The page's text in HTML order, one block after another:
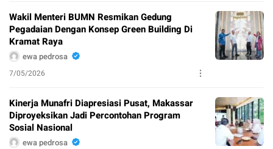
Wakil Menteri BUMN Resmikan Gedung
Pegadaian Dengan Konsep Green Building Di
Kramat Raya
ewa pedrosa
7/05/2026
Kinerja Munafri Diapresiasi Pusat, Makassar
Diproyeksikan Jadi Percontohan Program
Sosial Nasional
ewa pedrosa